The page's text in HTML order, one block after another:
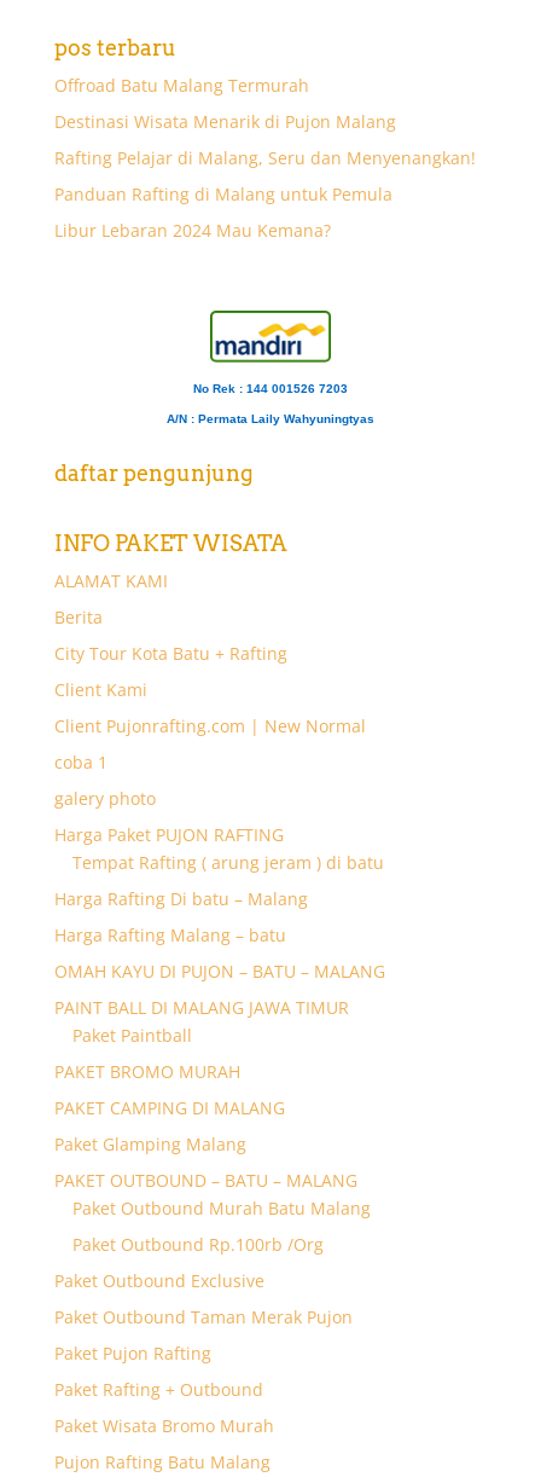
pos terbaru
Offroad Batu Malang Termurah
Destinasi Wisata Menarik di Pujon Malang
Rafting Pelajar di Malang, Seru dan Menyenangkan!
Panduan Rafting di Malang untuk Pemula
Libur Lebaran 2024 Mau Kemana?
No Rek : 144 001526 7203
A/N : Permata Laily Wahyuningtyas
daftar pengunjung
INFO PAKET WISATA
ALAMAT KAMI
Berita
City Tour Kota Batu + Rafting
Client Kami
Client Pujonrafting.com | New Normal
coba 1
galery photo
Harga Paket PUJON RAFTING
Tempat Rafting ( arung jeram ) di batu
Harga Rafting Di batu – Malang
Harga Rafting Malang – batu
OMAH KAYU DI PUJON – BATU – MALANG
PAINT BALL DI MALANG JAWA TIMUR
Paket Paintball
PAKET BROMO MURAH
PAKET CAMPING DI MALANG
Paket Glamping Malang
PAKET OUTBOUND – BATU – MALANG
Paket Outbound Murah Batu Malang
Paket Outbound Rp.100rb /Org
Paket Outbound Exclusive
Paket Outbound Taman Merak Pujon
Paket Pujon Rafting
Paket Rafting + Outbound
Paket Wisata Bromo Murah
Pujon Rafting Batu Malang